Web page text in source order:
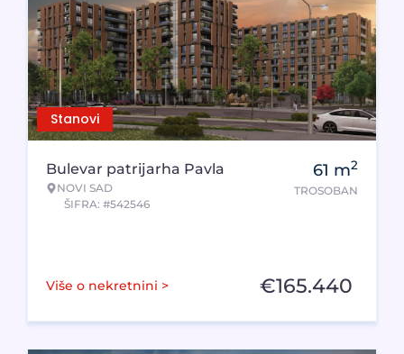
Stanovi
Bulevar patrijarha Pavla
NOVI SAD
ŠIFRA: #542546
61 m2
TROSOBAN
Više o nekretnini > €165.440